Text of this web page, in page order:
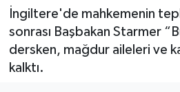
İngiltere'de mahkemenin
sonrası Başbakan Starmer
dersken, mağdur aileleri ve
kalktı.